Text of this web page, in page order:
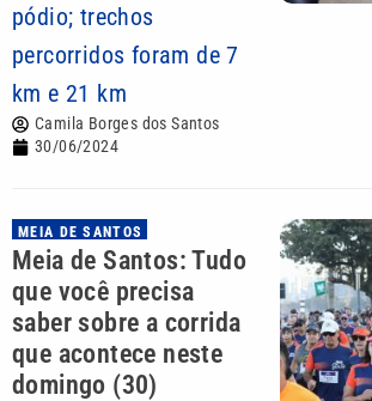
pódio; trechos
percorridos foram de 7
km e 21 km
Camila Borges dos Santos
30/06/2024
MEIA DE SANTOS
Meia de Santos: Tudo
que você precisa
saber sobre a corrida
que acontece neste
domingo (30)